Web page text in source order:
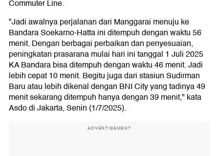
Commuter Line.
"Jadi awalnya perjalanan dari Manggarai menuju ke
Bandara Soekarno-Hatta ini ditempuh dengan waktu 56
menit. Dengan berbagai perbaikan dan penyesuaian,
peningkatan prasarana mulai hari ini tanggal 1 Juli 2025
KA Bandara bisa ditempuh dengan waktu 46 menit. Jadi
lebih cepat 10 menit. Begitu juga dari stasiun Sudirman
Baru atau lebih dikenal dengan BNI City yang tadinya 49
menit sekarang ditempuh hanya dengan 39 menit," kata
Asdo di Jakarta, Senin (1/7/2025).
ADVERTISEMENT